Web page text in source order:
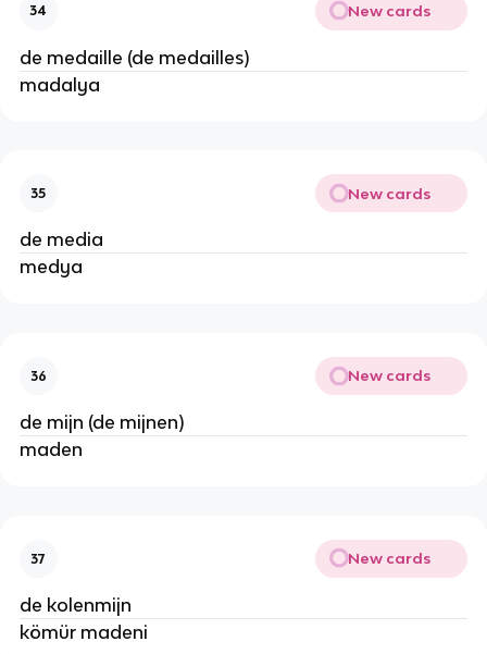
34 New cards
de medaille (de medailles)
madalya
35 New cards
de media
medya
36 New cards
de mijn (de mijnen)
maden
37 New cards
de kolenmijn
kömür madeni